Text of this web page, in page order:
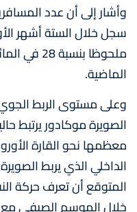
وأشار إلى أن عدد
سجل خلال الستة أشهر
ملحوظا
الماضية.
وعلى مستوى الربط
الصويرة موكادور يرتبط
معظمها نحو القارة
الداخلي الذي يربط
المتوقع أن تعرف حركة
خلال الموسم الصيفي